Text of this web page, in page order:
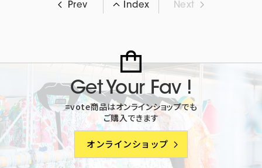
Prev Index Next
Get Your Fav !
=vote商品はオンラインショップでも
ご購入できます
オンラインショップ